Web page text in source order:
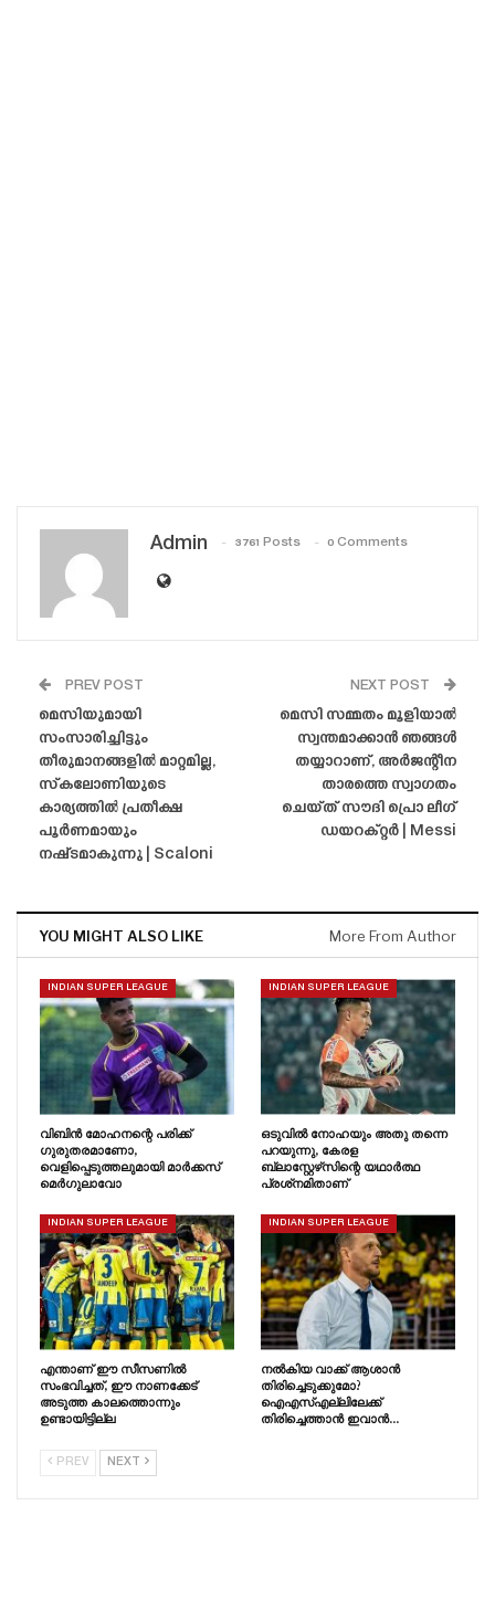
Admin 3761 Posts 0 Comments
PREV POST
മെസിയുമായി
സംസാരിച്ചിട്ടും
തീരുമാനങ്ങളിൽ മാറ്റമില്ല,
സ്‌കലോണിയുടെ
കാര്യത്തിൽ പ്രതീക്ഷ
പൂർണമായും
നഷ്‌ടമാകുന്നു | Scaloni
NEXT POST
മെസി സമ്മതം മൂളിയാൽ
സ്വന്തമാക്കാൻ ഞങ്ങൾ
തയ്യാറാണ്, അർജന്റീന
താരത്തെ സ്വാഗതം
ചെയ്‌ത്‌ സൗദി പ്രൊ ലീഗ്
ഡയറക്റ്റർ | Messi
YOU MIGHT ALSO LIKE More From Author
INDIAN SUPER LEAGUE
വിബിൻ മോഹനന്റെ പരിക്ക്
ഗുരുതരമാണോ,
വെളിപ്പെടുത്തലുമായി മാർക്കസ്
മെർഗുലാവോ
INDIAN SUPER LEAGUE
ഒടുവിൽ നോഹയും അതു തന്നെ
പറയുന്നു, കേരള
ബ്ലാസ്റ്റേഴ്‌സിന്റെ യഥാർത്ഥ
പ്രശ്‌നമിതാണ്
INDIAN SUPER LEAGUE
എന്താണ് ഈ സീസണിൽ
സംഭവിച്ചത്, ഈ നാണക്കേട്
അടുത്ത കാലത്തൊന്നും
ഉണ്ടായിട്ടില്ല
INDIAN SUPER LEAGUE
നൽകിയ വാക്ക് ആശാൻ
തിരിച്ചെടുക്കുമോ?
ഐഎസ്എല്ലിലേക്ക്
തിരിച്ചെത്താൻ ഇവാൻ…
PREV NEXT